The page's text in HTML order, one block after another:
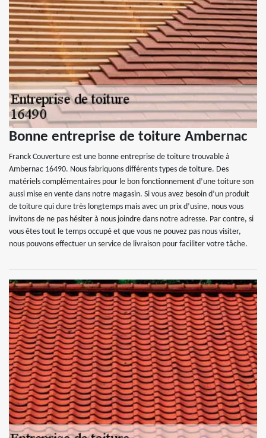
Bonne entreprise de toiture Ambernac
Franck Couverture est une bonne entreprise de toiture trouvable à
Ambernac 16490. Nous fabriquons différents types de toiture. Des
matériels complémentaires pour le bon fonctionnement d’une toiture son
aussi mise en vente dans notre magasin. Si vous avez besoin d’un produit
de toiture qui dure très longtemps mais avec un prix d’usine, nous vous
invitons de ne pas hésiter à nous joindre dans notre adresse. Par contre, si
vous êtes tout le temps occupé et que vous ne pouvez pas nous visiter,
nous pouvons effectuer un service de livraison pour faciliter votre tâche.